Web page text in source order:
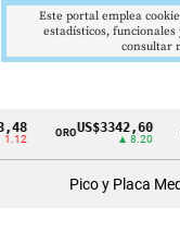
Cintillo
OROUS$3342,60
▲ 8.20
Pico y Placa
Este portal emplea
estadísticos,
consultar